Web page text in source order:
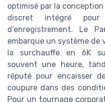
optimisé par la
discret intégré
d’enregistrement. Le
embarque un système
la surchauffe en 6K
souvent une heure,
réputé pour encaisser
coupure dans des
Pour un tournage